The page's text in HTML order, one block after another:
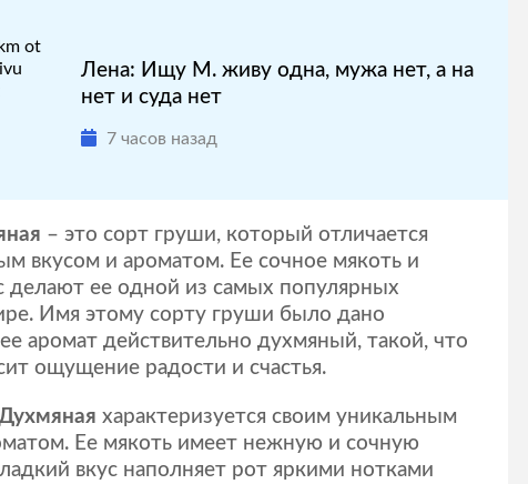
Лена: Ищу М. живу одна, мужа нет, а на
нет и суда нет
7 часов назад
– это сорт груши, который отличается
вкусом и ароматом. Ее сочное мякоть и
делают ее одной из самых популярных
Имя этому сорту груши было дано
аромат действительно духмяный, такой, что
ощущение радости и счастья.
характеризуется своим уникальным
Ее мякоть имеет нежную и сочную
вкус наполняет рот яркими нотками